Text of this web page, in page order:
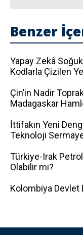
Benzer
Yapay Zekâ
Kodlarla Çizilen
Çin’in Nadir
Madagaskar
İttifakın Yeni
Teknoloji
Türkiye-Irak Petrol
Olabilir mi?
Kolombiya Devlet